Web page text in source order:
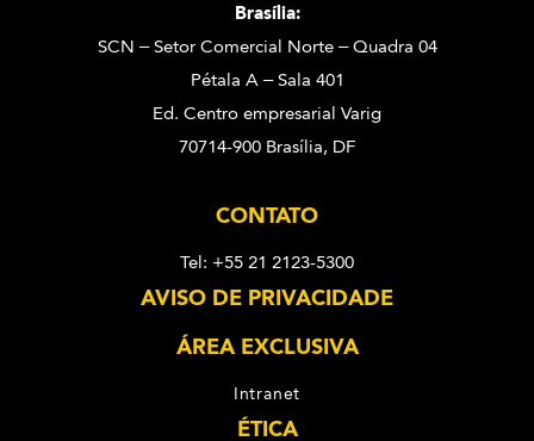
Brasília:
SCN – Setor Comercial Norte – Quadra 04
Pétala A – Sala 401
Ed. Centro empresarial Varig
70714-900 Brasília, DF
CONTATO
Tel: +55 21 2123-5300
AVISO DE PRIVACIDADE
ÁREA EXCLUSIVA
Intranet
ÉTICA